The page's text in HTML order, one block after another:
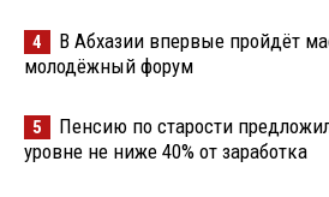
4
В Абхазии впервые пройдёт
молодёжный форум
5
Пенсию по старости
уровне не ниже 40% от заработка